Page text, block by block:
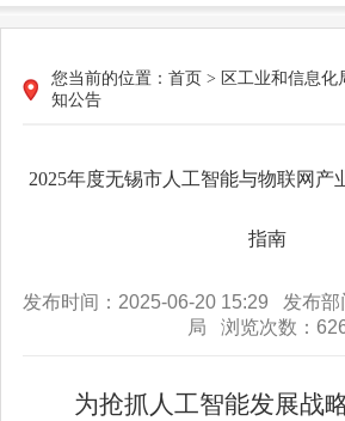
您当前的位置： 首页 > 区工业和信息化
知公告
2025年度无锡市人工智能与物联网产
指南
发布时间：2025-06-20 15:29 发布部
局 浏览次数：
为抢抓人工智能发展战